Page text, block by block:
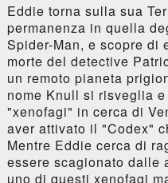
Eddie torna sulla sua
permanenza in quella
Spider-Man, e scopre di
morte del detective
un remoto pianeta
nome Knull si risveglia
"xenofagi" in cerca di
aver attivato il "Codex"
Mentre Eddie cerca di
essere scagionato dalle
uno di questi xenofagi